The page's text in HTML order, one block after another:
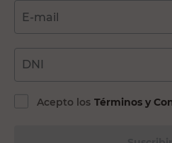
E-mail
DNI
Acepto los Términos y